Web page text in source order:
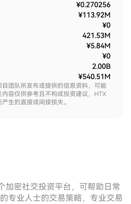
¥0.270256
¥113.92M
¥0
421.53M
¥5.84M
¥0
2.00B
¥540.51M
团队所发布或提供的信息资料，可能
容仅供参考且不构成投资建议，HTX
生的直接或间接损失。
加密社交投资平台，可帮助日常
专业人士的交易策略，专业交易